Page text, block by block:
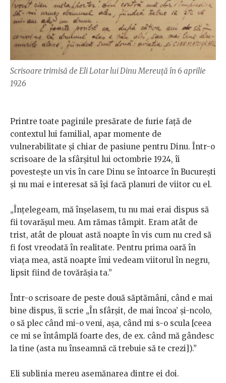
Scrisoare trimisă de Eli Lotar lui Dinu Mereuță în 6 aprilie
1926
Printre toate paginile presărate de furie față de
contextul lui familial, apar momente de
vulnerabilitate și chiar de pasiune pentru Dinu. Într-o
scrisoare de la sfârșitul lui octombrie 1924, îi
povestește un vis în care Dinu se întoarce în București
și nu mai e interesat să își facă planuri de viitor cu el.
„Înțelegeam, mă înșelasem, tu nu mai erai dispus să
fii tovarășul meu. Am rămas tâmpit. Eram atât de
trist, atât de plouat astă noapte în vis cum nu cred să
fi fost vreodată în realitate. Pentru prima oară în
viața mea, astă noapte îmi vedeam viitorul în negru,
lipsit fiind de tovărășia ta.”
Într-o scrisoare de peste două săptămâni, când e mai
bine dispus, îi scrie „În sfârșit, de mai încoa’ și-ncolo,
o să plec când mi-o veni, așa, când mi s-o scula [ceea
ce mi se întâmplă foarte des, de ex. când mă gândesc
la tine (asta nu înseamnă că trebuie să te crezi]).”
Eli sublinia mereu asemănarea dintre ei doi.